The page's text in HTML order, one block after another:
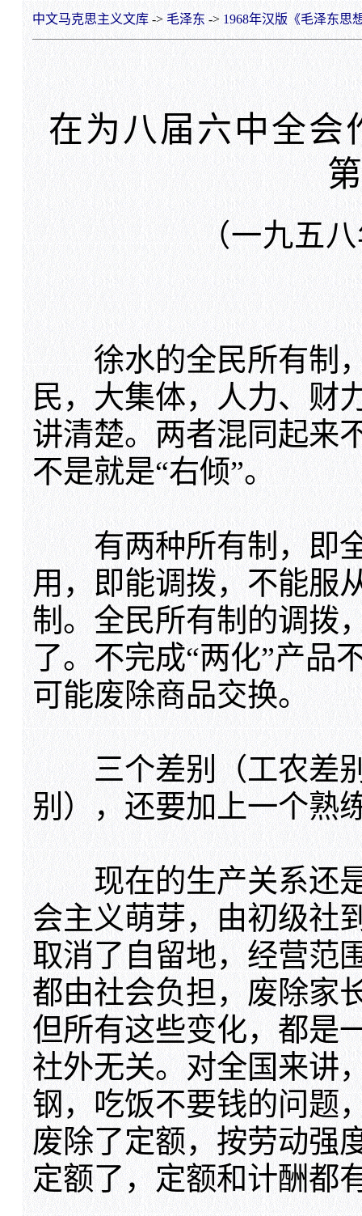
中文马克思主义文库-> 毛泽东 -> 1968年汉版《毛泽东思
在为八届六中全会
（一九五
徐水的全民所有制，
民，大集体，人力、财
讲清楚。两者混同起来
不是就是“右倾”。
有两种所有制，即全
用，即能调拨，不能服
制。全民所有制的调拨
了。不完成“两化”产品
可能废除商品交换。
三个差别（工农差别
别），还要加上一个熟
现在的生产关系还是
会主义萌芽，由初级社
取消了自留地，经营范
都由社会负担，废除家
但所有这些变化，都是
社外无关。对全国来讲
钢，吃饭不要钱的问题
废除了定额，按劳动强
定额了，定额和计酬都